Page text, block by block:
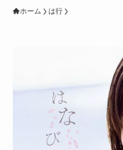
ホーム は行